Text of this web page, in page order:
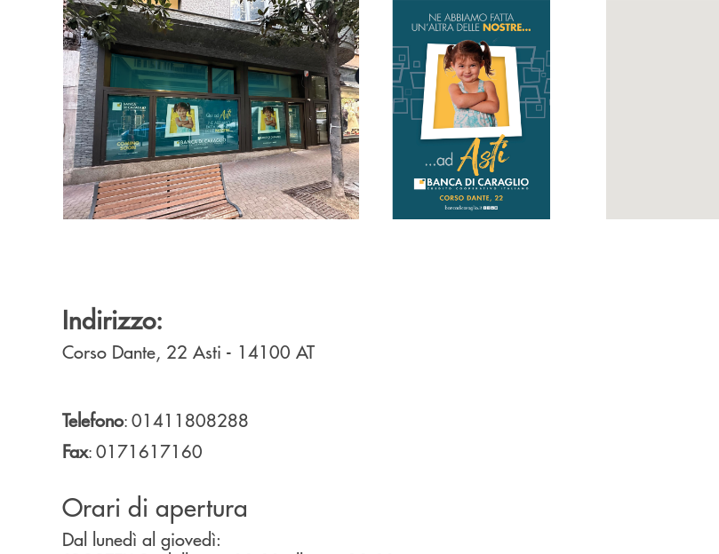
Indirizzo:
Corso Dante, 22 Asti - 14100 AT
Telefono: 01411808288
Fax: 0171617160
Orari di apertura
Dal lunedì al giovedì: